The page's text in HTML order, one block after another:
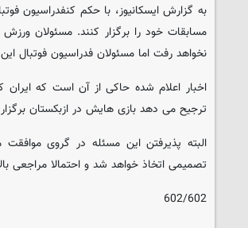
به گزارش ایسکانیوز، با حکم کنفدراسیون
مسابقات خود را برگزار کنند. مسئولان
نخواهد رفت اما مسئولان فدراسیون فوتبال
اخبار اعلام شده حاکی از آن است که ایران
ترجیح می دهد بازی هایش در ازبکستان
البته پذیرفتن این مسئله در گروی
تصمیمی اتخاذ خواهد شد و احتمالا مراجعی
602/602